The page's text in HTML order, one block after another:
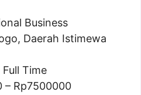
Business
Daerah Istimewa
Time
– Rp7500000